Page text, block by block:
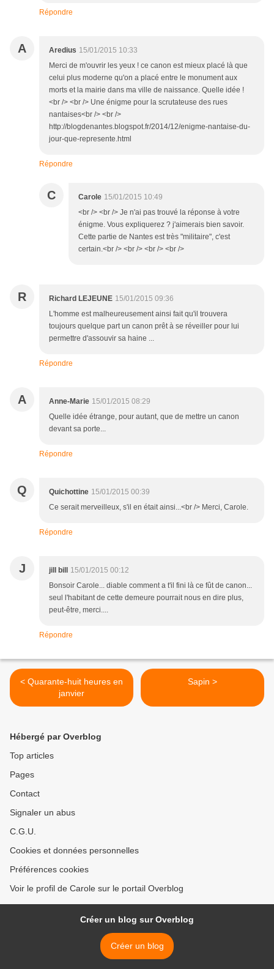
Répondre
A Aredius 15/01/2015 10:33
Merci de m'ouvrir les yeux ! ce canon est mieux placé là que
celui plus moderne qu'on a placé entre le monument aux
morts et la mairie dans ma ville de naissance. Quelle idée !
<br /> <br /> Une énigme pour la scrutateuse des rues
nantaises<br /> <br />
http://blogdenantes.blogspot.fr/2014/12/enigme-nantaise-du-
jour-que-represente.html
Répondre
C Carole 15/01/2015 10:49
<br /> <br /> Je n'ai pas trouvé la réponse à votre
énigme. Vous expliquerez ? j'aimerais bien savoir.
Cette partie de Nantes est très "militaire", c'est
certain.<br /> <br /> <br /> <br />
R Richard LEJEUNE 15/01/2015 09:36
L'homme est malheureusement ainsi fait qu'il trouvera
toujours quelque part un canon prêt à se réveiller pour lui
permettre d'assouvir sa haine ...
Répondre
A Anne-Marie 15/01/2015 08:29
Quelle idée étrange, pour autant, que de mettre un canon
devant sa porte...
Répondre
Q Quichottine 15/01/2015 00:39
Ce serait merveilleux, s'il en était ainsi...<br /> Merci, Carole.
Répondre
J jill bill
15/01/2015 00:12
Bonsoir Carole... diable comment a t'il fini là ce fût de canon...
seul l'habitant de cette demeure pourrait nous en dire plus,
peut-être, merci....
Répondre
< Quarante-huit heures en
janvier
Sapin >
Hébergé par Overblog
Top articles
Pages
Contact
Signaler un abus
C.G.U.
Cookies et données personnelles
Préférences cookies
Voir le profil de Carole sur le portail Overblog
Créer un blog sur Overblog
Créer un blog